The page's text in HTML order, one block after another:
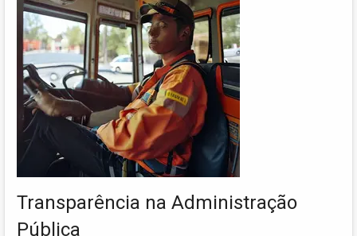
Transparência na Administração
Pública